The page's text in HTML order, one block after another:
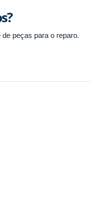
peças para o reparo.